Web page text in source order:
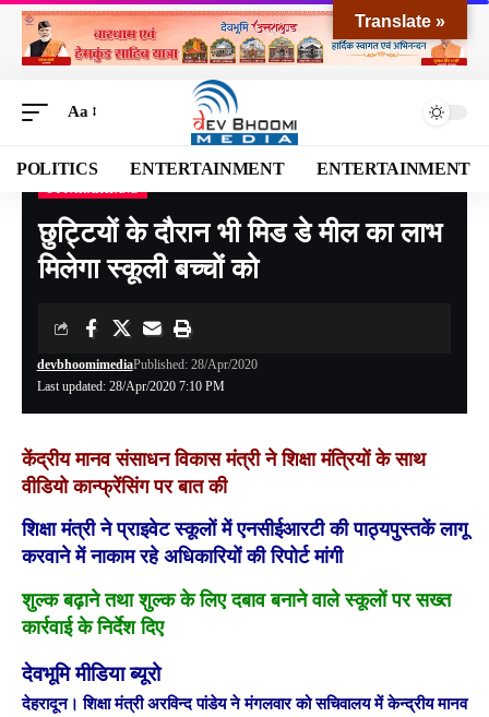
Aa
POLITICS ENTERTAINMENT ENTERTAINMENT
Devbhoomi Media>Blog>NATIONAL >UTTARAKHAND>छुट्टियों के दौरान भी मिड डे मील का लाभ मिलेगा स्कूली बच्चों को
छुट्टियों के दौरान भी मिड डे मील का लाभ
मिलेगा स्कूली बच्चों को
Last updated: 28/Apr/2020 7:10 PM
devbhoomimediaPublished: 28/Apr/2020
केंद्रीय मानव संसाधन विकास मंत्री ने शिक्षा मंत्रियों के साथ
वीडियो कान्फ्रेंसिंग पर बात की
शिक्षा मंत्री ने प्राइवेट स्कूलों में एनसीईआरटी की पाठ्यपुस्तकें लागू
करवाने में नाकाम रहे अधिकारियों की रिपोर्ट मांगी
शुल्क बढ़ाने तथा शुल्क के लिए दबाव बनाने वाले स्कूलों पर सख्त
कार्रवाई के निर्देश दिए
देवभूमि मीडिया ब्यूरो
देहरादून। शिक्षा मंत्री अरविन्द पांडेय ने मंगलवार को सचिवालय में केन्द्रीय मानव
Translate »